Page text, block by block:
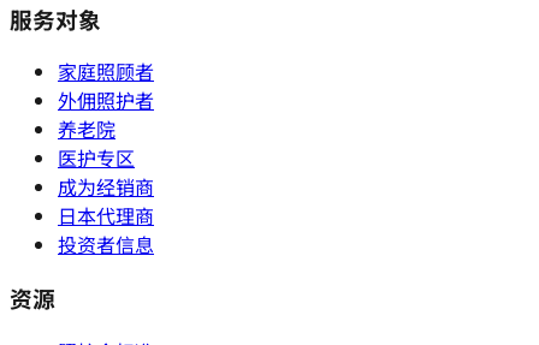
服务对象
家庭照顾者
外佣照护者
养老院
医护专区
成为经销商
日本代理商
投资者信息
资源